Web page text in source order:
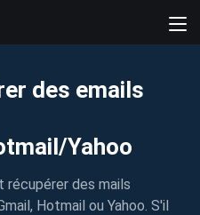
des emails
Yahoo
des mails
Hotmail ou Yahoo. S'il